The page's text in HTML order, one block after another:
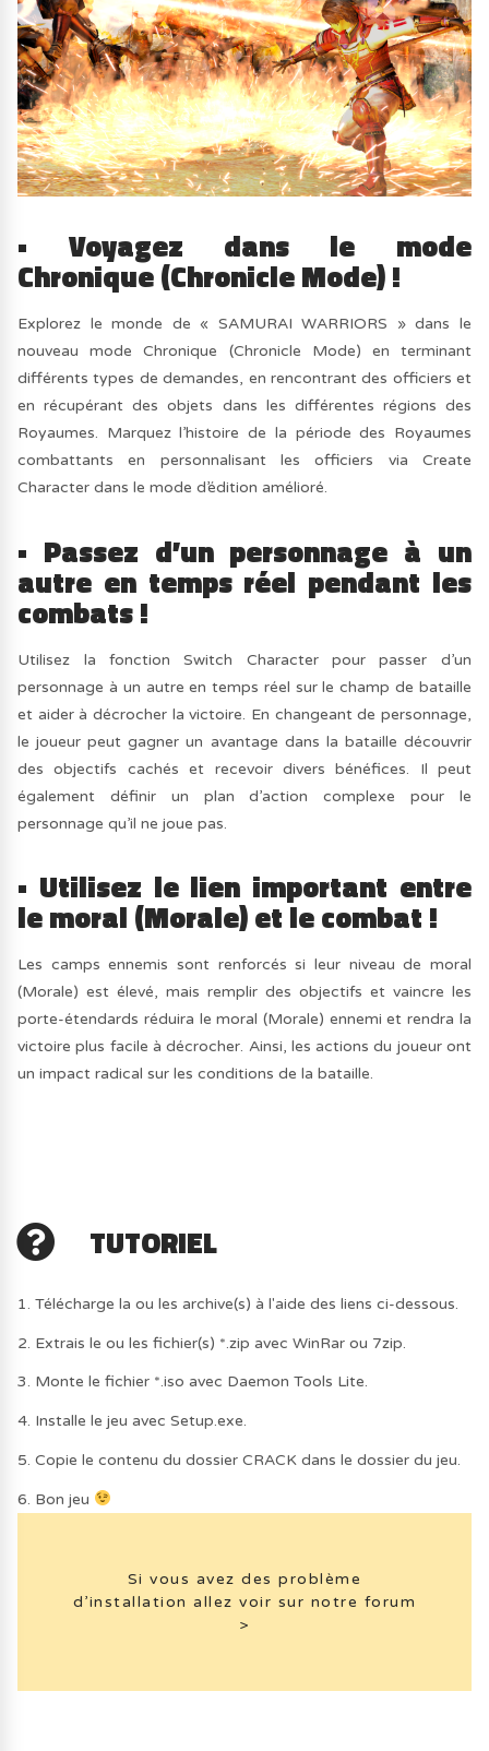
• Voyagez dans le mode
Chronique (Chronicle Mode) !
Explorez le monde de « SAMURAI WARRIORS » dans le
nouveau mode Chronique (Chronicle Mode) en terminant
différents types de demandes, en rencontrant des officiers et
en récupérant des objets dans les différentes régions des
Royaumes. Marquez l’histoire de la période des Royaumes
combattants en personnalisant les officiers via Create
Character dans le mode d’édition amélioré.
• Passez d’un personnage à un
autre en temps réel pendant les
combats !
Utilisez la fonction Switch Character pour passer d’un
personnage à un autre en temps réel sur le champ de bataille
et aider à décrocher la victoire. En changeant de personnage,
le joueur peut gagner un avantage dans la bataille découvrir
des objectifs cachés et recevoir divers bénéfices. Il peut
également définir un plan d’action complexe pour le
personnage qu’il ne joue pas.
• Utilisez le lien important entre
le moral (Morale) et le combat !
Les camps ennemis sont renforcés si leur niveau de moral
(Morale) est élevé, mais remplir des objectifs et vaincre les
porte-étendards réduira le moral (Morale) ennemi et rendra la
victoire plus facile à décrocher. Ainsi, les actions du joueur ont
un impact radical sur les conditions de la bataille.
TUTORIEL
1. Télécharge la ou les archive(s) à l'aide des liens ci-dessous.
2. Extrais le ou les fichier(s) *.zip avec WinRar ou 7zip.
3. Monte le fichier *.iso avec Daemon Tools Lite.
4. Installe le jeu avec Setup.exe.
5. Copie le contenu du dossier CRACK dans le dossier du jeu.
6. Bon jeu
Si vous avez des problème
d’installation allez voir sur notre forum
>